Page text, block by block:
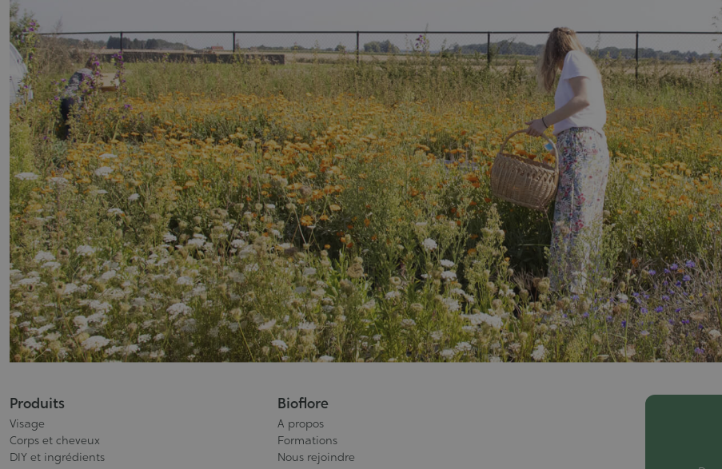
Produits
Visage
Corps et cheveux
DIY et ingrédients
Bioflore
A propos
Formations
Nous rejoindre